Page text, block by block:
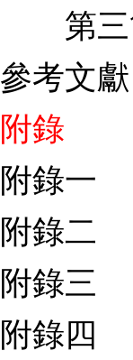
第三
參考文獻
附錄
附錄一
附錄二
附錄三
附錄